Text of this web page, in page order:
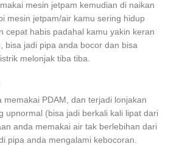
mesin jetpam kemudian di naikan
mesin jetpam/air kamu sering hidup
cepat habis padahal kamu yakin keran
bisa jadi pipa anda bocor dan bisa
melonjak tiba tiba.
memakai PDAM, dan terjadi lonjakan
upnormal (bisa jadi berkali kali lipat dari
anda memakai air tak berlebihan dari
pipa anda mengalami kebocoran.